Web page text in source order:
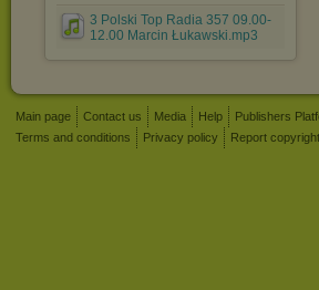
3 Polski Top Radia 357 09.00-
12.00 Marcin Łukawski.mp3
Main page Contact us Media Help
Publishers
Terms and conditions
Privacy policy Report